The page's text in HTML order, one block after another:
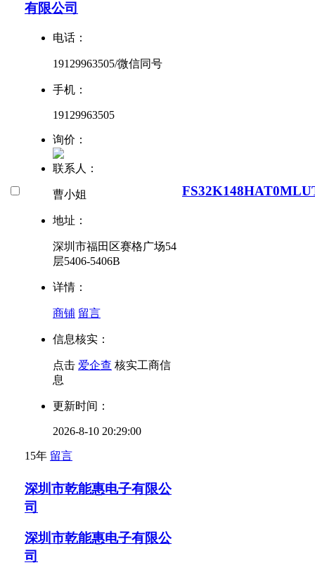
有限公司
电话：
19129963505/微信同号
手机：
19129963505
询价：
联系人：
曹小姐
地址：
深圳市福田区赛格广场54
层5406-5406B
详情：
商铺 留言
信息核实：
点击 爱企查 核实工商信
息
更新时间：
2026-8-10 20:29:00
15年 留言
深圳市乾能惠电子有限公
司
深圳市乾能惠电子有限公
司